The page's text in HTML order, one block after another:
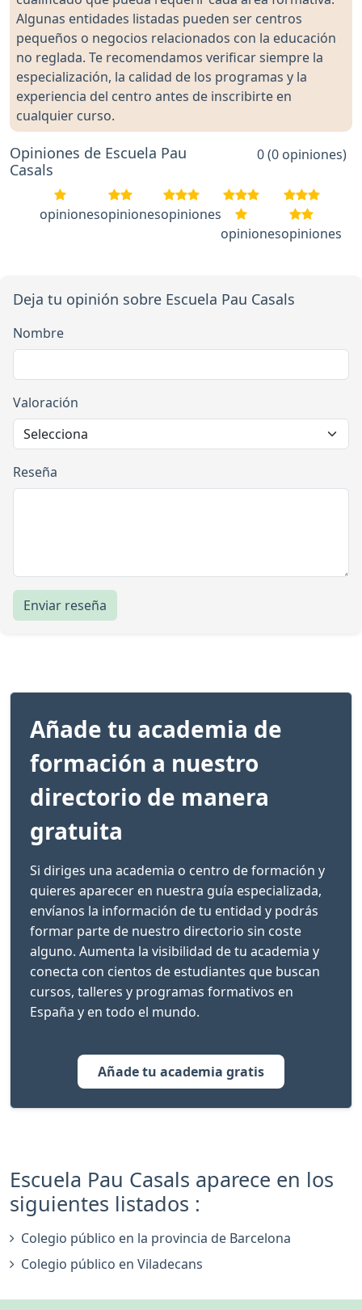
Algunas entidades listadas pueden ser centros
pequeños o negocios relacionados con la educación
no reglada. Te recomendamos verificar siempre la
especialización, la calidad de los programas y la
experiencia del centro antes de inscribirte en
cualquier curso.
Opiniones de Escuela Pau
Casals
0 (0 opiniones)
opinionesopinionesopiniones
opinionesopiniones
Deja tu opinión sobre Escuela Pau Casals
Nombre
Valoración
Reseña
Enviar reseña
Añade tu academia de
formación a nuestro
directorio de manera
gratuita
Si diriges una academia o centro de formación y
quieres aparecer en nuestra guía especializada,
envíanos la información de tu entidad y podrás
formar parte de nuestro directorio sin coste
alguno. Aumenta la visibilidad de tu academia y
conecta con cientos de estudiantes que buscan
cursos, talleres y programas formativos en
España y en todo el mundo.
Añade tu academia gratis
Escuela Pau Casals aparece en los
siguientes listados :
Colegio público en la provincia de Barcelona
Colegio público en Viladecans